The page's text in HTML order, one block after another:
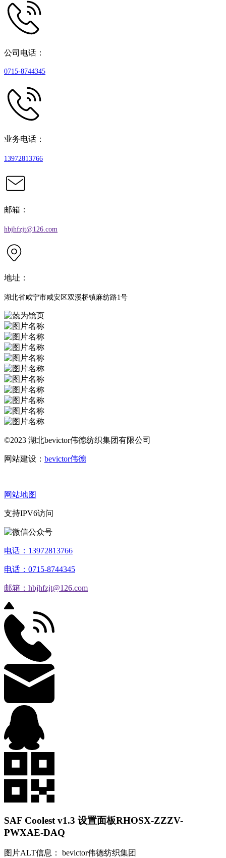
公司电话：
0715-8744345
业务电话：
13972813766
邮箱：
hbjhfzjt@126.com
地址：
湖北省咸宁市咸安区双溪桥镇麻纺路1号
©2023 湖北bevictor伟德纺织集团有限公司
网站建设： bevictor伟德
网站地图
支持IPV6访问
电话：13972813766
电话：0715-8744345
邮箱：hbjhfzjt@126.com
SAF Coolest v1.3 设置面板RHOSX-ZZZV-
PWXAE-DAQ
图片ALT信息： bevictor伟德纺织集团